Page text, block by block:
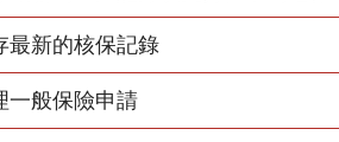
最新的核保記錄
一般保險申請